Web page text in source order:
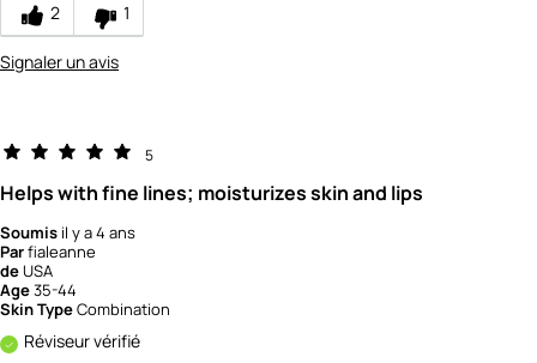
2
1
Signaler un avis
5
Helps with fine lines; moisturizes skin and lips
Soumis il y a 4 ans
Parfialeanne
deUSA
Age35-44
Skin TypeCombination
Réviseur vérifié